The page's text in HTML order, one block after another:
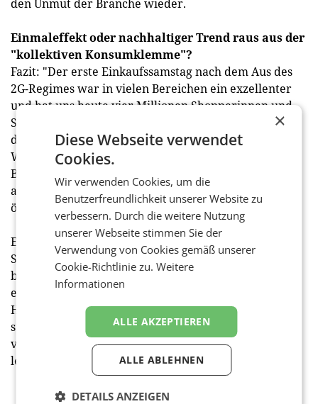
den Unmut der Branche wieder.
Einmaleffekt oder nachhaltiger Trend raus aus der
"kollektiven Konsumklemme"?
Fazit: "Der erste Einkaufssamstag nach dem Aus des
2G-Regimes war in vielen Bereichen ein exzellenter
und hat uns heute vier Millionen Shopperinnen und
Shopper gebracht. Allerdings kann er in keiner Weise
die kollektive Konsumklemme der letzten dreizehn
Wochen wettmachen, in denen ein Viertel der
Bevölkerung vom Einkauf im Non-Food-Handel
ausgesperrt war", so Rainer Will, der Sprecher des
österreichischen Handels.
Entscheidend ist jetzt die Frage, ob die heutigen
Shopping-Festspiele Ausdruck eines Valentinstags-
bedingten Einmaleffekts sind oder die Branche auf
einen nachhaltigen Aufwärtstrend hoffen darf. Der
Handelsverband erwartet jedenfalls für den
stationären Handel eine deutliche Umsatzsteigerung
von rund 200 Mio. € wöchentlich im Vergleich zu den
letzten 13 Wochen.
×
Diese Webseite verwendet
Cookies.
Wir verwenden Cookies, um die
Benutzerfreundlichkeit unserer Website zu
verbessern. Durch die weitere Nutzung
unserer Webseite stimmen Sie der
Verwendung von Cookies gemäß unserer
Cookie-Richtlinie zu.Weitere
Informationen
ALLE AKZEPTIEREN
ALLE ABLEHNEN
DETAILS ANZEIGEN